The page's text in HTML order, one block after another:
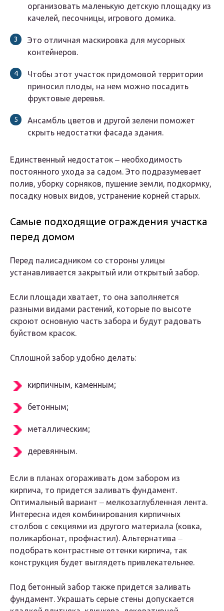
организовать маленькую детскую площадку из
качелей, песочницы, игрового домика.
Это отличная маскировка для мусорных
контейнеров.
Чтобы этот участок придомовой территории
приносил плоды, на нем можно посадить
фруктовые деревья.
Ансамбль цветов и другой зелени поможет
скрыть недостатки фасада здания.
Единственный недостаток ‒ необходимость
постоянного ухода за садом. Это подразумевает
полив, уборку сорняков, пушение земли, подкормку,
посадку новых видов, устранение корней старых.
Самые подходящие ограждения участка
перед домом
Перед палисадником со стороны улицы
устанавливается закрытый или открытый забор.
Если площади хватает, то она заполняется
разными видами растений, которые по высоте
скроют основную часть забора и будут радовать
буйством красок.
Сплошной забор удобно делать:
кирпичным, каменным;
бетонным;
металлическим;
деревянным.
Если в планах огораживать дом забором из
кирпича, то придется заливать фундамент.
Оптимальный вариант ‒ мелкозаглубленная лента.
Интересна идея комбинирования кирпичных
столбов с секциями из другого материала (ковка,
поликарбонат, профнастил). Альтернатива ‒
подобрать контрастные оттенки кирпича, так
конструкция будет выглядеть привлекательнее.
Под бетонный забор также придется заливать
фундамент. Украшать серые стены допускается